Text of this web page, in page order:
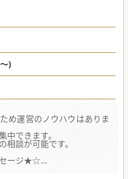
)
め運営のノウハウはありま
できます。
談が可能です。
セージ★☆
ニックです。